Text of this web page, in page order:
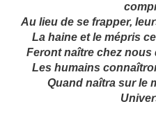
Au lieu de se frapper,
La haine et le mépris
Feront naître chez
Les humains
Quand naîtra sur le